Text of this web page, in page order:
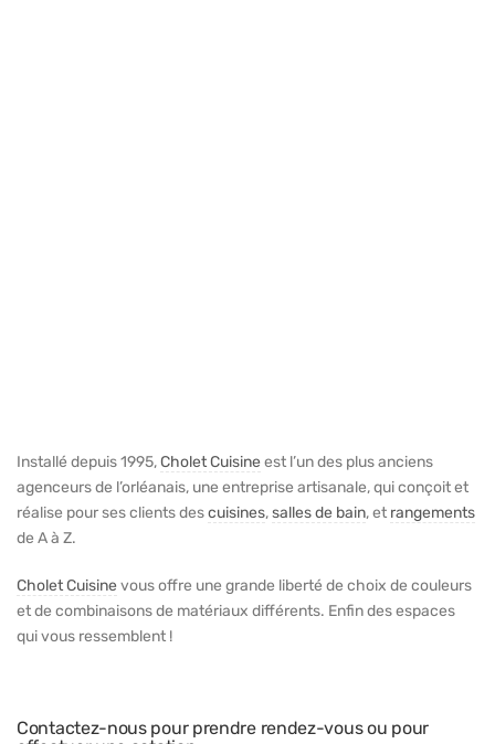
Installé depuis 1995,Cholet Cuisine est l’un des plus anciens
agenceurs de l’orléanais, une entreprise artisanale, qui conçoit et
réalise pour ses clients descuisines,salles de bain, et rangements
de A à Z.
Cholet Cuisine vous offre une grande liberté de choix de couleurs
et de combinaisons de matériaux différents. Enfin des espaces
qui vous ressemblent !
Contactez-nous pour prendre rendez-vous ou pour